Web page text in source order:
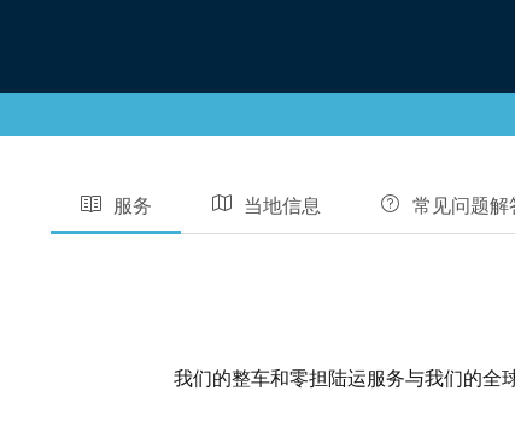
服务 当地信息 常见问题解
我们的整车和零担陆运服务与我们的全